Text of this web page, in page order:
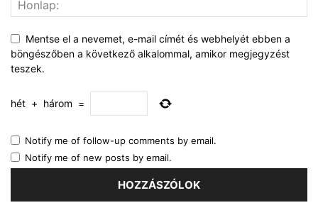
Mentse el a nevemet, e-mail címét és webhelyét ebben a
böngészőben a következő alkalommal, amikor megjegyzést
teszek.
hét + három =
Notify me of follow-up comments by email.
Notify me of new posts by email.